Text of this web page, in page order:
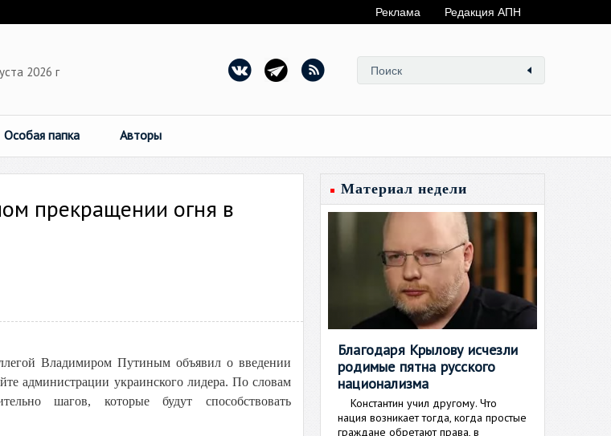
Реклама Редакция АПН
2026 г
Особая папка Авторы
прекращении огня в
Владимиром Путиным объявил о введении
администрации украинского лидера. По словам
шагов, которые будут способствовать
Материал недели
Благодаря Крылову исчезли
родимые пятна русского
национализма
Константин учил другому. Что
нация возникает тогда, когда простые
граждане обретают права, в